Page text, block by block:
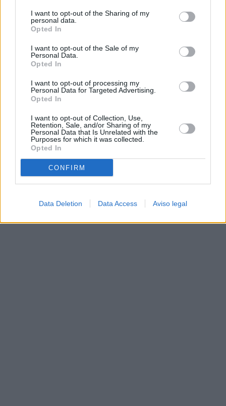
de su consentimiento, pero usted tiene el derecho de
rechazar tal procesamiento. Sus preferencias se aplicarán
cualquier momento entrando de nuevo en este sitio web o
visitando nuestra política de privacidad.
I want to opt-out of the Sharing of my
personal data.
Opted In
I want to opt-out of the Sale of my
Personal Data.
Opted In
I want to opt-out of processing my
Personal Data for Targeted Advertising.
Opted In
I want to opt-out of Collection, Use,
Retention, Sale, and/or Sharing of my
Personal Data that Is Unrelated with the
Purposes for which it was collected.
Opted In
CONFIRM
Data Deletion Data Access Aviso legal